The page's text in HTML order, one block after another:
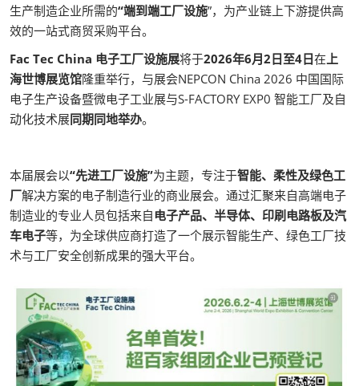
生产制造企业所需的“端到端工厂设施”，为产业链上下游提供高
效的一站式商贸采购平台。
Fac Tec China 电子工厂设施展将于2026年6月2日至4日在上
海世博展览馆隆重举行，与展会NEPCON China 2026 中国国际
电子生产设备暨微电子工业展与S-FACTORY EXP0 智能工厂及自
动化技术展同期同地举办。
本届展会以“先进工厂设施”为主题，专注于智能、柔性及绿色工
厂解决方案的电子制造行业的商业展会。通过汇聚来自高端电子
制造业的专业人员包括来自电子产品、半导体、印刷电路板及汽
车电子等，为全球供应商打造了一个展示智能生产、绿色工厂技
术与工厂安全创新成果的强大平台。